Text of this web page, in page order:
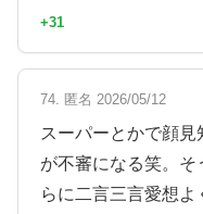
+31
74. 匿名 2026/05/12
スーパーとかで顔
が不審になる笑。そ
らに二言三言愛想